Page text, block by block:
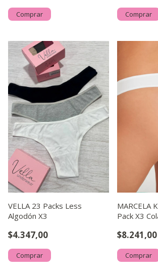
Comprar Comprar
VELLA 23 Packs Less
Algodón X3
$4.347,00
Comprar
MARCELA
Pack X3
$8.241,00
Comprar